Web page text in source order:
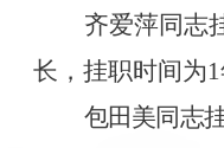
齐爱萍同志
长，挂职时间为1
包田美同志